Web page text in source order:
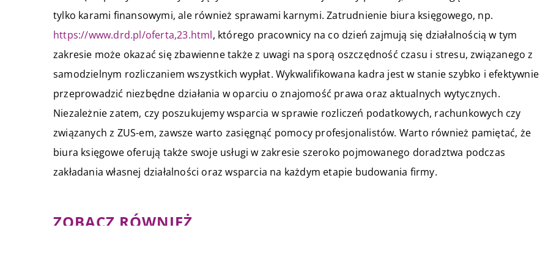
tylko karami finansowymi, ale również sprawami karnymi. Zatrudnienie biura księgowego, np.
https://www.drd.pl/oferta,23.html, którego pracownicy na co dzień zajmują się działalnością w tym
zakresie może okazać się zbawienne także z uwagi na sporą oszczędność czasu i stresu, związanego z
samodzielnym rozliczaniem wszystkich wypłat. Wykwalifikowana kadra jest w stanie szybko i efektywnie
przeprowadzić niezbędne działania w oparciu o znajomość prawa oraz aktualnych wytycznych.
Niezależnie zatem, czy poszukujemy wsparcia w sprawie rozliczeń podatkowych, rachunkowych czy
związanych z ZUS-em, zawsze warto zasięgnąć pomocy profesjonalistów. Warto również pamiętać, że
biura księgowe oferują także swoje usługi w zakresie szeroko pojmowanego doradztwa podczas
zakładania własnej działalności oraz wsparcia na każdym etapie budowania firmy.
ZOBACZ RÓWNIEŻ